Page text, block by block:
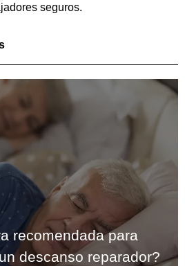
seguros.
recomendada para
descanso reparador?